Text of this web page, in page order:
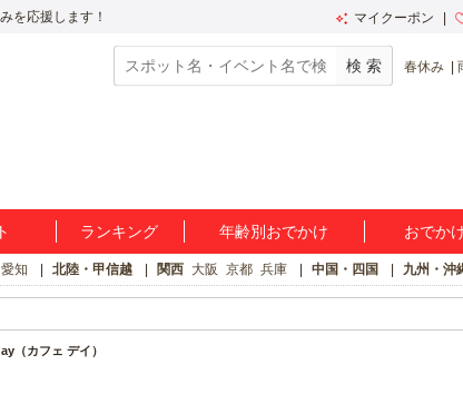
を応援します！ マイクーポン
春休み
ランキング 年齢別おでかけ おでか
愛知 北陸・甲信越 関西 大阪 京都 兵庫 中国・四国 九州・沖
（カフェ デイ）